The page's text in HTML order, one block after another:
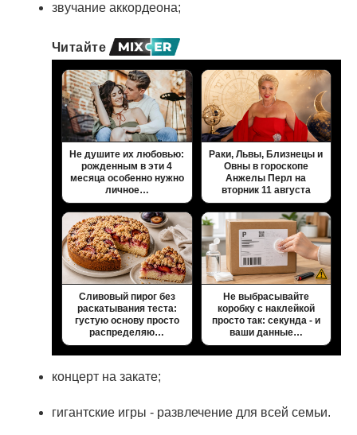
звучание аккордеона;
Читайте
Не душите их любовью:
рожденным в эти 4
месяца особенно нужно
личное…
Раки, Львы, Близнецы и
Овны в гороскопе
Анжелы Перл на
вторник 11 августа
Сливовый пирог без
раскатывания теста:
густую основу просто
распределяю…
Не выбрасывайте
коробку с наклейкой
просто так: секунда - и
ваши данные…
концерт на закате;
гигантские игры - развлечение для всей семьи.